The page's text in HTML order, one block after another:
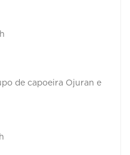
de capoeira Ojuran e